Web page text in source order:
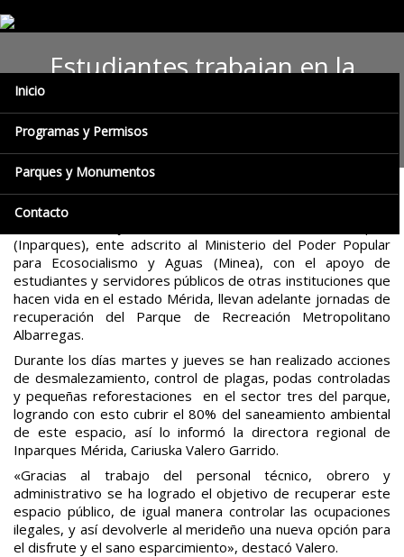
Inicio
Programas y Permisos
Parques y Monumentos
Contacto
Estudiantes trabajan en la
Albarregas de Mérida
Prensa Ecosocialismo y Aguas (Minea) / Inparques / Mérida,
(Inparques), ente adscrito al Ministerio del Poder Popular
para Ecosocialismo y Aguas (Minea), con el apoyo de
estudiantes y servidores públicos de otras instituciones que
hacen vida en el estado Mérida, llevan adelante jornadas de
recuperación del Parque de Recreación Metropolitano
Albarregas.
Durante los días martes y jueves se han realizado acciones
de desmalezamiento, control de plagas, podas controladas
y pequeñas reforestaciones en el sector tres del parque,
logrando con esto cubrir el 80% del saneamiento ambiental
de este espacio, así lo informó la directora regional de
Inparques Mérida, Cariuska Valero Garrido.
«Gracias al trabajo del personal técnico, obrero y
administrativo se ha logrado el objetivo de recuperar este
espacio público, de igual manera controlar las ocupaciones
ilegales, y así devolverle al merideño una nueva opción para
el disfrute y el sano esparcimiento», destacó Valero.